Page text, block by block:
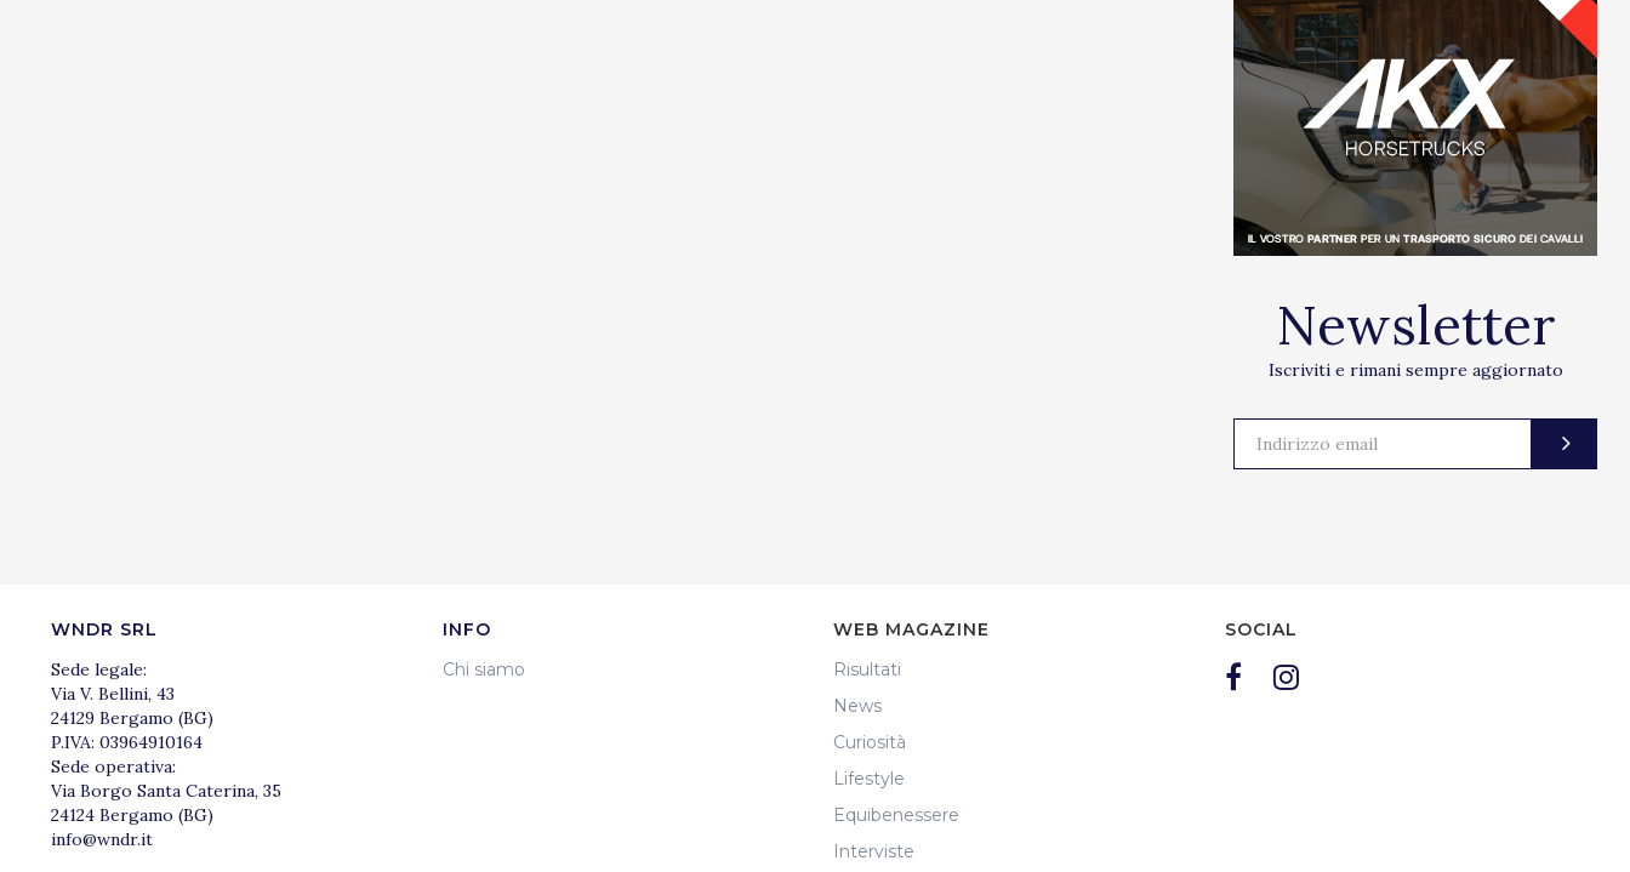
Newsletter
Iscriviti e rimani sempre aggiornato
WNDR SRL
Sede legale:
Via V. Bellini, 43
24129 Bergamo (BG)
P.IVA: 03964910164
Sede operativa:
Via Borgo Santa Caterina, 35
24124 Bergamo (BG)
info@wndr.it
INFO
Chi siamo
WEB MAGAZINE
Risultati
News
Curiosità
Lifestyle
Equibenessere
Interviste
SOCIAL